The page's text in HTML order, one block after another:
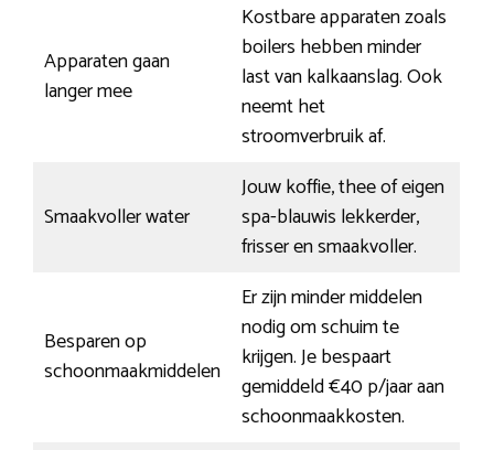
Apparaten gaan
langer mee
Kostbare apparaten zoals
boilers hebben minder
last van kalkaanslag. Ook
neemt het
stroomverbruik af.
Smaakvoller water
Jouw koffie, thee of eigen
spa-blauwis lekkerder,
frisser en smaakvoller.
Besparen op
schoonmaakmiddelen
Er zijn minder middelen
nodig om schuim te
krijgen. Je bespaart
gemiddeld €40 p/jaar aan
schoonmaakkosten.